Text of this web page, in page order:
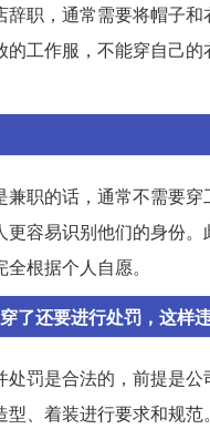
职，通常需要将帽子
工作服，不能穿自己
职的话，通常不需要
容易识别他们的身份
根据个人自愿。
了还要进行处罚，这样
罚是合法的，前提是
、着装进行要求和规范。